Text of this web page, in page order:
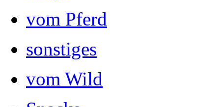
vom Pferd
sonstiges
vom Wild